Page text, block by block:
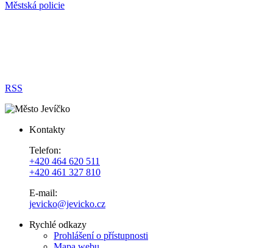
Městská policie
RSS
Kontakty
Telefon:
+420 464 620 511
+420 461 327 810
E-mail:
jevicko@jevicko.cz
Rychlé odkazy
Prohlášení o přístupnosti